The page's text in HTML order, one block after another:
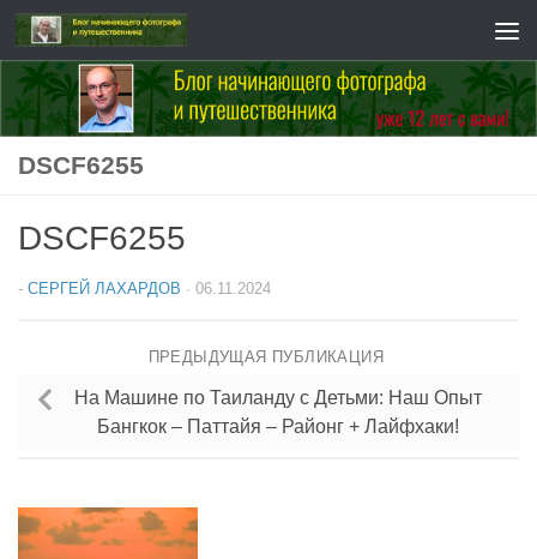
Перейти к содержимому
DSCF6255
DSCF6255
- СЕРГЕЙ ЛАХАРДОВ · 06.11.2024
ПРЕДЫДУЩАЯ ПУБЛИКАЦИЯ
На Машине по Таиланду с Детьми: Наш Опыт
Бангкок – Паттайя – Районг + Лайфхаки!